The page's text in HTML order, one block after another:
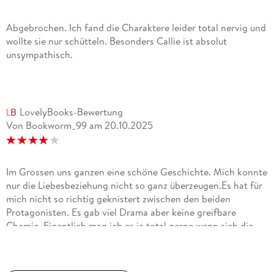
Abgebrochen. Ich fand die Charaktere leider total nervig und
wollte sie nur schütteln. Besonders Callie ist absolut
unsympathisch.
LovelyBooks-Bewertung
Von Bookworm_99 am 20.10.2025
Im Grossen uns ganzen eine schöne Geschichte. Mich konnte
nur die Liebesbeziehung nicht so ganz überzeugen.Es hat für
mich nicht so richtig geknistert zwischen den beiden
Protagonisten. Es gab viel Drama aber keine greifbare
Chemie. Eigentlich mag ich es ja total gerne wenn sich die